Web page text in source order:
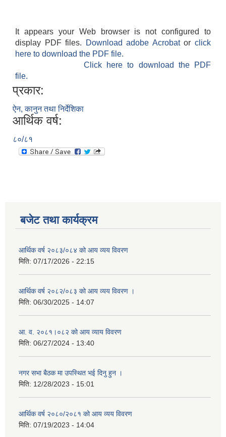
It appears your Web browser is not configured to
display PDF files.
Download adobe Acrobatorclick
here to download the PDF file.
Click here to download the PDF
file.
प्रकार:
ऐन, कानुन तथा निर्देशिका
आर्थिक वर्ष:
८०/८१
बजेट तथा कार्यक्रम
आर्थिक वर्ष २०८३/०८४ को आय व्यय विवरण
मिति: 07/17/2026 - 22:15
आर्थिक वर्ष २०८२/०८३ को आय व्यय विवरण ।
मिति: 06/30/2025 - 14:07
आ. व. २०८१।०८२ को आय व्याय विवरण
मिति: 06/27/2024 - 13:40
नगर सभा बैठक मा उपस्थित भई दिनु हुन ।
मिति: 12/28/2023 - 15:01
आर्थिक वर्ष २०८०/२०८१ को आय व्यय विवरण
मिति: 07/19/2023 - 14:04